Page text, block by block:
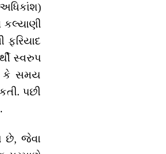
ફરિયાદ
સ્વરુપ
કે સમય
પછી
છે, જેવા